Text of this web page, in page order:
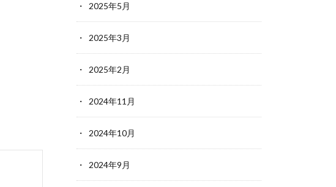
2025年5月
2025年3月
2025年2月
2024年11月
2024年10月
2024年9月